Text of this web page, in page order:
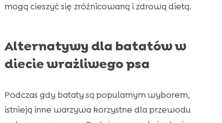
mogą cieszyć się zróżnicowaną i zdrową dietą.
Alternatywy dla batatów w
diecie wrażliwego psa
Podczas gdy bataty są popularnym wyborem,
istnieją inne warzywa korzystne dla przewodu